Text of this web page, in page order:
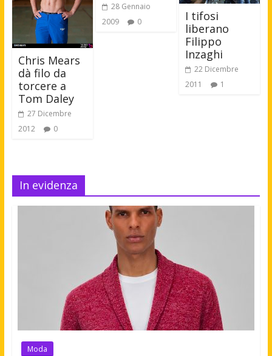
Chris Mears
dà filo da
torcere a
Tom Daley
27 Dicembre
2012
0
28 Gennaio
2009
0
I tifosi
liberano
Filippo
Inzaghi
22 Dicembre
2011
1
In evidenza
Moda